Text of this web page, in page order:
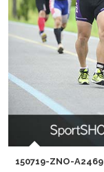
150719-ZNO-A2469